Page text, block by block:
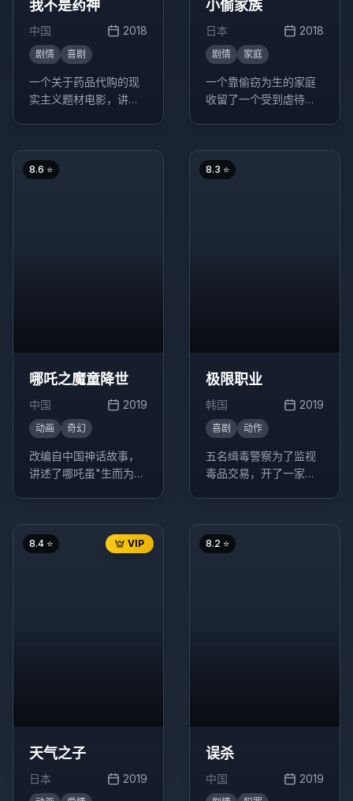
我不是药神
中国 2018
剧情 喜剧
一个关于药品代购的现
实主义题材电影，讲述
一跃成为印度仿制药"格
列宁"独家代理商的故
小偷家族
日本 2018
剧情 家庭
一个靠偷窃为生的家庭
收留了一个受到虐待的
8.6 ⭐
哪吒之魔童降世
中国 2019
动画 奇幻
改编自中国神话故事，
讲述了哪吒虽"生而为
8.3 ⭐
极限职业
韩国 2019
喜剧 动作
五名缉毒警察为了监视
毒品交易，开了一家炸
一系列搞笑事件。
VIP
8.4 ⭐
天气之子
日本 2019
8.2 ⭐
误杀
中国 2019